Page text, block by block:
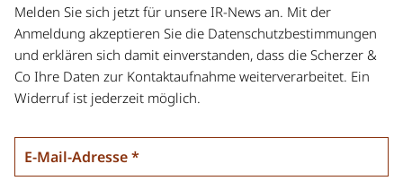
Melden Sie sich jetzt für unsere IR-News an. Mit der
Anmeldung akzeptieren Sie die Datenschutzbestimmungen
und erklären sich damit einverstanden, dass die Scherzer &
Co Ihre Daten zur Kontaktaufnahme weiterverarbeitet. Ein
Widerruf ist jederzeit möglich.